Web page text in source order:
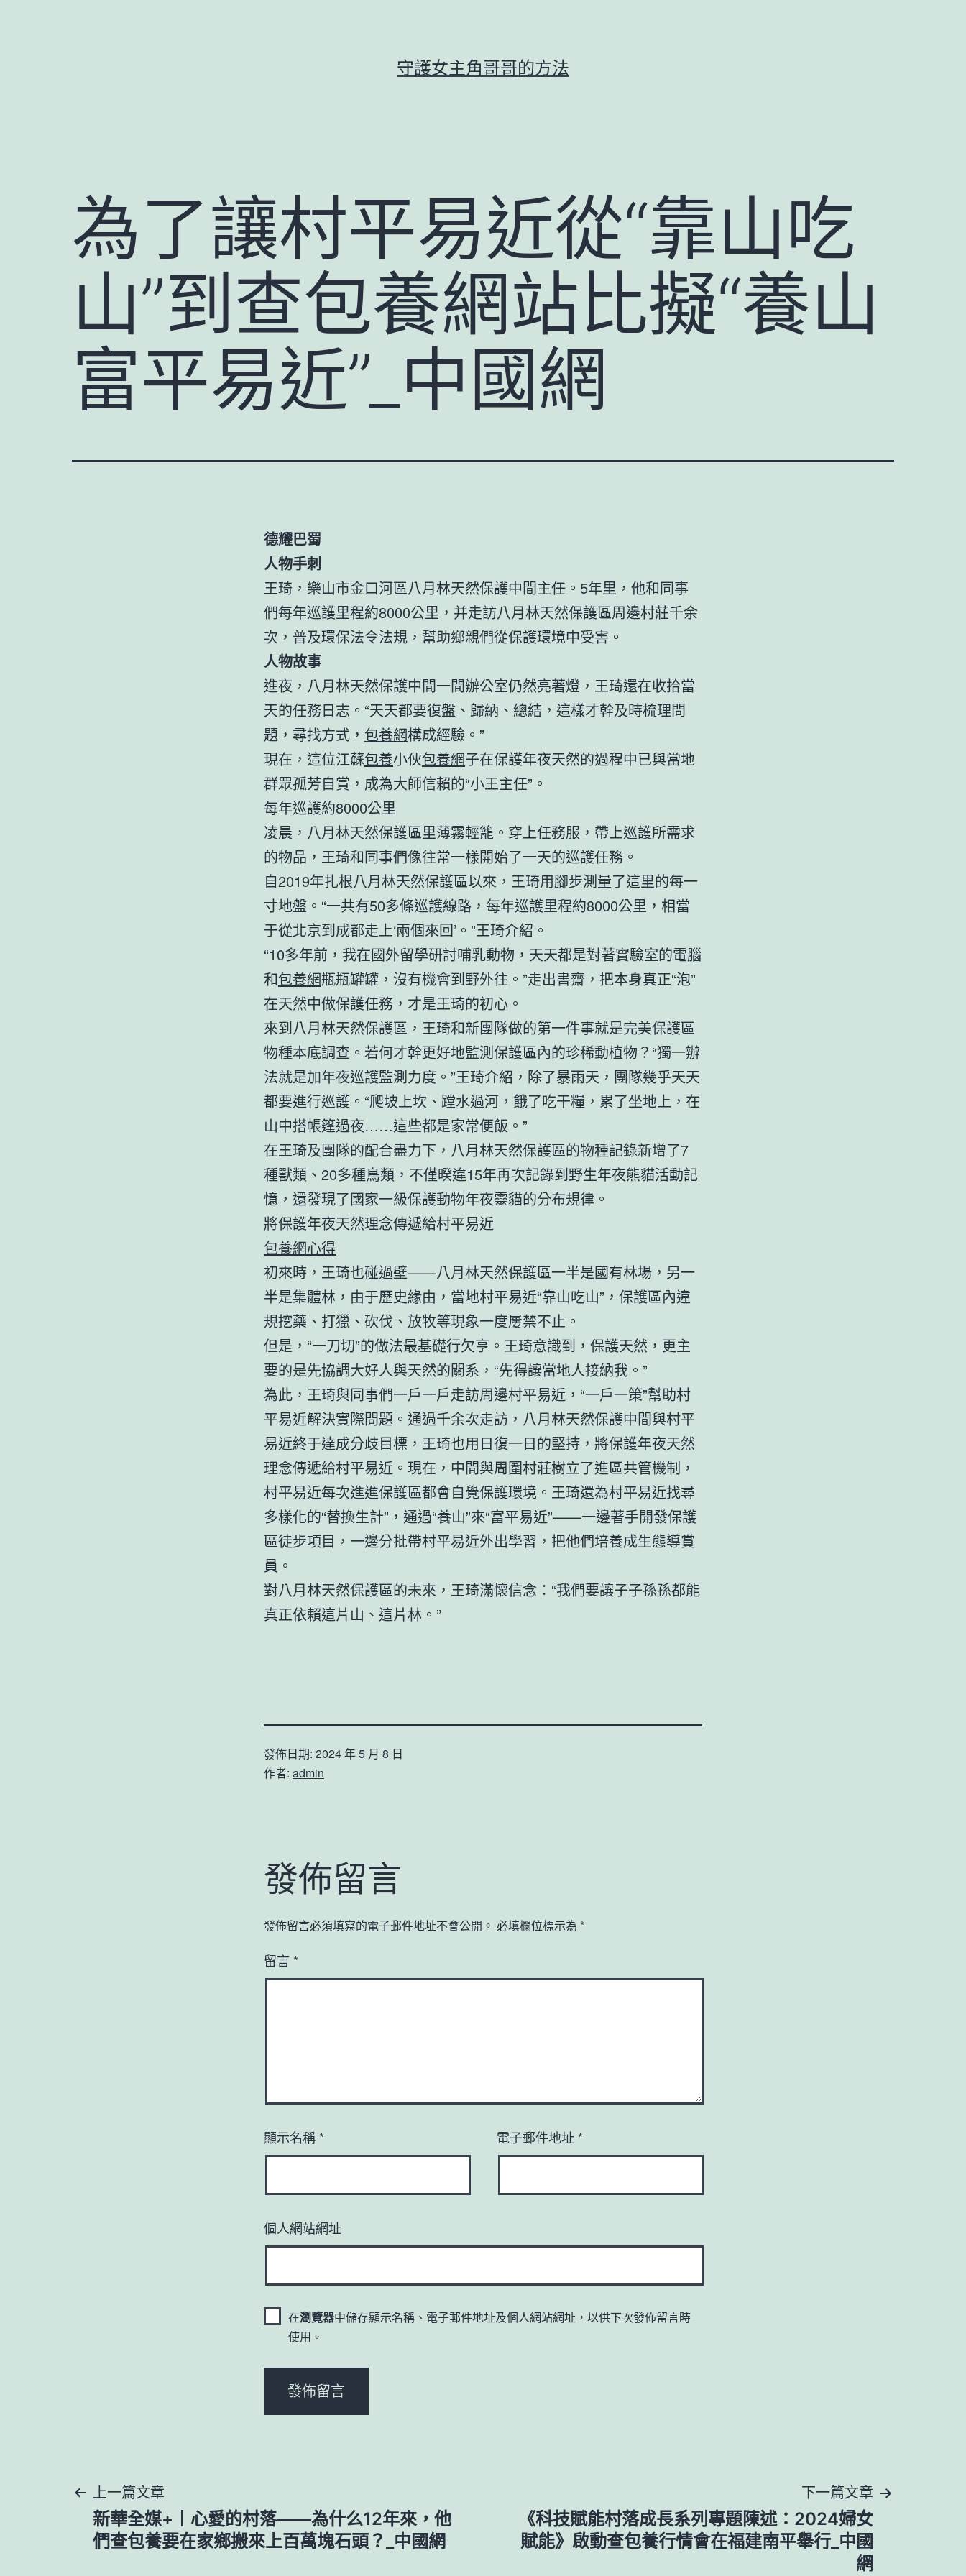
守護女主角哥哥的方法
為了讓村平易近從“靠山吃
山”到查包養網站比擬“養山
富平易近”_中國網
德耀巴蜀
人物手刺
王琦，樂山市金口河區八月林天然保護中間主任。5年里，他和同事
們每年巡護里程約8000公里，并走訪八月林天然保護區周邊村莊千余
次，普及環保法令法規，幫助鄉親們從保護環境中受害。
人物故事
進夜，八月林天然保護中間一間辦公室仍然亮著燈，王琦還在收拾當
天的任務日志。“天天都要復盤、歸納、總結，這樣才幹及時梳理問
題，尋找方式， 包養網構成經驗。”
現在，這位江蘇包養小伙包養網子在保護年夜天然的過程中已與當地
群眾孤芳自賞，成為大師信賴的“小王主任”。
每年巡護約8000公里
凌晨，八月林天然保護區里薄霧輕籠。穿上任務服，帶上巡護所需求
的物品，王琦和同事們像往常一樣開始了一天的巡護任務。
自2019年扎根八月林天然保護區以來，王琦用腳步測量了這里的每一
寸地盤。“一共有50多條巡護線路，每年巡護里程約8000公里，相當
于從北京到成都走上‘兩個來回’。”王琦介紹。
“10多年前，我在國外留學研討哺乳動物，天天都是對著實驗室的電腦
和包養網瓶瓶罐罐，沒有機會到野外往。”走出書齋，把本身真正“泡”
在天然中做保護任務，才是王琦的初心。
來到八月林天然保護區，王琦和新團隊做的第一件事就是完美保護區
物種本底調查。若何才幹更好地監測保護區內的珍稀動植物？“獨一辦
法就是加年夜巡護監測力度。”王琦介紹，除了暴雨天，團隊幾乎天天
都要進行巡護。“爬坡上坎、蹚水過河，餓了吃干糧，累了坐地上，在
山中搭帳篷過夜……這些都是家常便飯。”
在王琦及團隊的配合盡力下，八月林天然保護區的物種記錄新增了7
種獸類、20多種鳥類，不僅暌違15年再次記錄到野生年夜熊貓活動記
憶，還發現了國家一級保護動物年夜靈貓的分布規律。
將保護年夜天然理念傳遞給村平易近
包養網心得
初來時，王琦也碰過壁——八月林天然保護區一半是國有林場，另一
半是集體林，由于歷史緣由，當地村平易近“靠山吃山”，保護區內違
規挖藥、打獵、砍伐、放牧等現象一度屢禁不止。
但是，“一刀切”的做法最基礎行欠亨。王琦意識到，保護天然，更主
要的是先協調大好人與天然的關系，“先得讓當地人接納我。”
為此，王琦與同事們一戶一戶走訪周邊村平易近，“一戶一策”幫助村
平易近解決實際問題。通過千余次走訪，八月林天然保護中間與村平
易近終于達成分歧目標，王琦也用日復一日的堅持，將保護年夜天然
理念傳遞給村平易近。現在，中間與周圍村莊樹立了進區共管機制，
村平易近每次進進保護區都會自覺保護環境。王琦還為村平易近找尋
多樣化的“替換生計”，通過“養山”來“富平易近”——一邊著手開發保護
區徒步項目，一邊分批帶村平易近外出學習，把他們培養成生態導賞
員。
對八月林天然保護區的未來，王琦滿懷信念：“我們要讓子子孫孫都能
真正依賴這片山、這片林。”
發佈日期: 2024 年 5 月 8 日
作者: admin
發佈留言
發佈留言必須填寫的電子郵件地址不會公開。 必填欄位標示為 *
留言 *
顯示名稱 * 電子郵件地址 *
個人網站網址
在瀏覽器中儲存顯示名稱、電子郵件地址及個人網站網址，以供下次發佈留言時
使用。
文
章
上一篇文章
新華全媒+丨心愛的村落——為什么12年來，他
們查包養要在家鄉搬來上百萬塊石頭？_中國網
下一篇文章
《科技賦能村落成長系列專題陳述：2024婦女
賦能》啟動查包養行情會在福建南平舉行_中國
網